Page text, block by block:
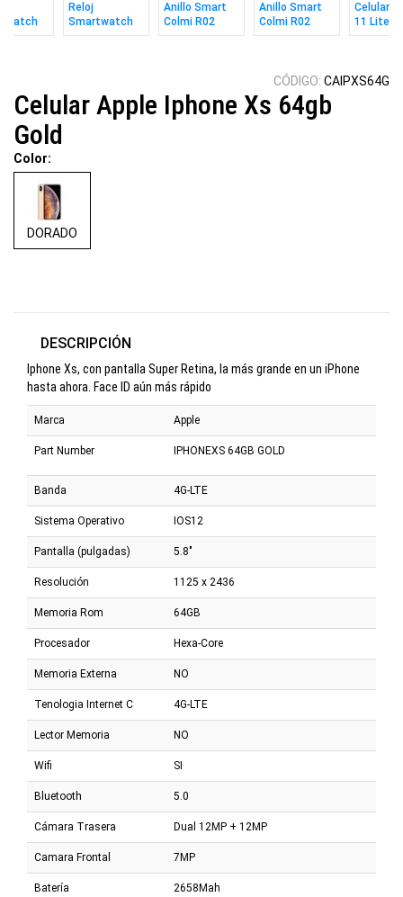
I28 Ultra
Reloj
Smartwatch
Colmi P71
Anillo Smart
Colmi R02
Black Talle 11
Anillo Smart
Colmi R02
Black Talle 8
Celular
11 Lite
8/128gb
CÓDIGO: CAIPXS64G
Celular Apple Iphone Xs 64gb
Gold
Color:
DORADO
DESCRIPCIÓN
Iphone Xs, con pantalla Super Retina, la más grande en un iPhone
hasta ahora. Face ID aún más rápido
Marca Apple
Part Number IPHONEXS 64GB GOLD
Banda 4G-LTE
Sistema Operativo IOS12
Pantalla (pulgadas) 5.8"
Resolución 1125 x 2436
Memoria Rom 64GB
Procesador Hexa-Core
Memoria Externa NO
Tenologia Internet C 4G-LTE
Lector Memoria NO
Wifi SI
Bluetooth 5.0
Cámara Trasera Dual 12MP + 12MP
Camara Frontal 7MP
Batería 2658Mah